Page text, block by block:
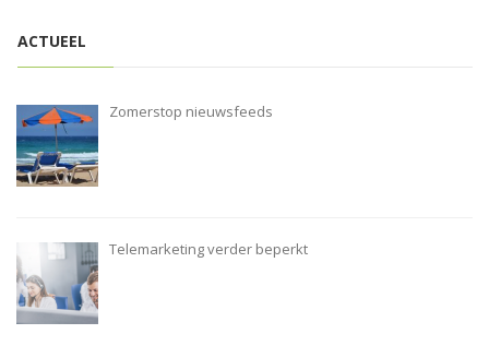
ACTUEEL
Zomerstop nieuwsfeeds
Telemarketing verder beperkt